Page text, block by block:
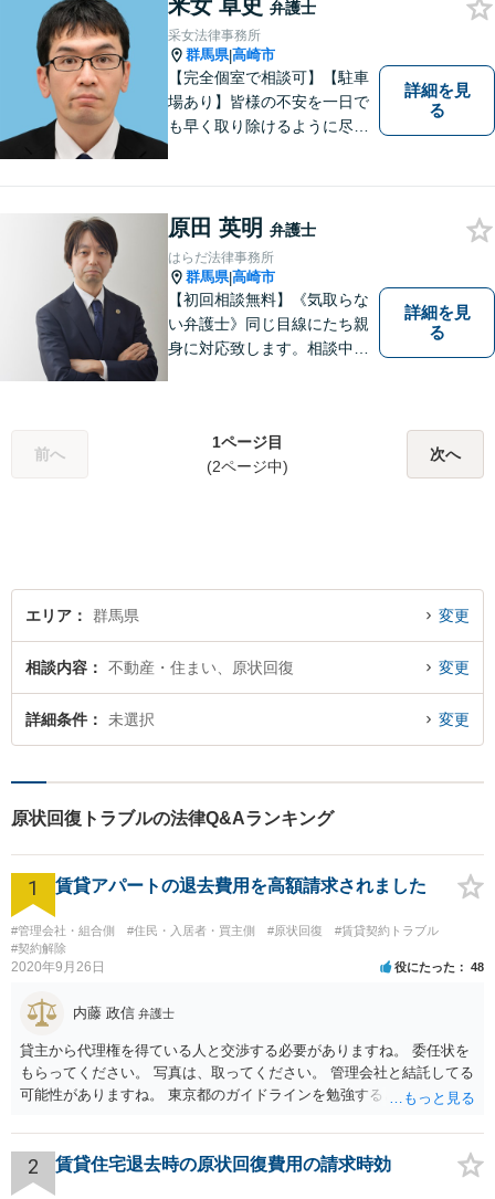
釆女 卓史 弁護士
采女法律事務所
群馬県|高崎市
【完全個室で相談可】【駐車
場あり】皆様の不安を一日で
も早く取り除けるように尽力
す。 ※お電話やメールでの無
料法律相談は行っておりませ
ん。
詳細を見
る
原田 英明 弁護士
はらだ法律事務所
群馬県|高崎市
【初回相談無料】《気取らな
い弁護士》同じ目線にたち親
身に対応致します。相談中も
い合わせください。
詳細を見
る
前へ
1ページ目
(2ページ中)
次へ
エリア 群馬県 変更
相談内容 不動産・住まい、原状回復 変更
詳細条件 未選択 変更
原状回復トラブルの法律Q&Aランキング
1 賃貸アパートの退去費用を高額請求されました
#管理会社・組合側 #住民・入居者・買主側 #原状回復
#賃貸契約トラブル
#契約解除
2020年9月26日 役にたった 48
内藤 政信 弁護士
貸主から代理権を得ている人と交渉する必要がありますね。 委任状を
もらってください。 写真は、取ってください。 管理会社と結託してる
可能性がありますね。 東京都のガイドラインを勉強するといいでしょ
2 賃貸住宅退去時の原状回復費用の請求時効